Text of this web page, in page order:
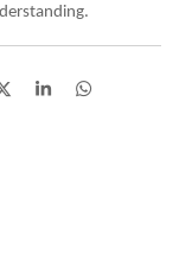
D
S
D